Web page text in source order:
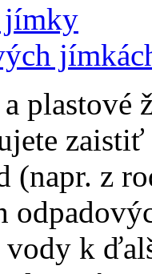
jímky
plastové
(napr. z
k